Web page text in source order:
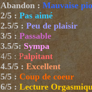
Abandon : Mauvaise
2/5 : Pas aimé
2.5/5 : Peu de plaisir
3/5 : Passable
3.5/5: Sympa
4/5 : Palpitant
4.5/5 : Excellent
5/5 : Coup de coeur
6/5: Lecture